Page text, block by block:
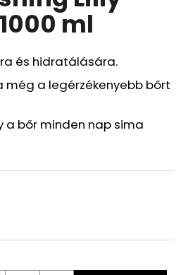
ml
és hidratálására.
még a legérzékenyebb bőrt
a bőr minden nap sima